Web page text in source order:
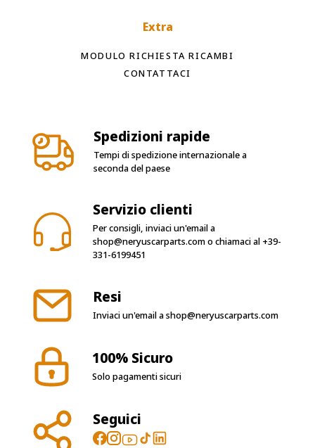
Extra
MODULO RICHIESTA RICAMBI
CONTATTACI
Spedizioni rapide
Tempi di spedizione internazionale a
seconda del paese
Servizio clienti
Per consigli, inviaci un'email a
shop@neryuscarparts.como chiamaci al +39-
331-6199451
Resi
Inviaci un'email ashop@neryuscarparts.com
100% Sicuro
Solo pagamenti sicuri
Seguici